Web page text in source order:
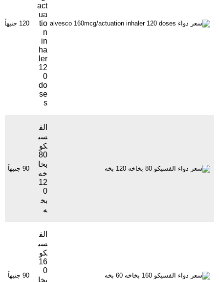
act
ua
tio
n
in
ha
ler
12
0
do
se
s
120 جنيهاً
الف
سي
كو
80
بخا
خه
12
0
بخ
ه
90 جنيهاً
الف
سي
كو
16
0
بخا
90 جنيهاً